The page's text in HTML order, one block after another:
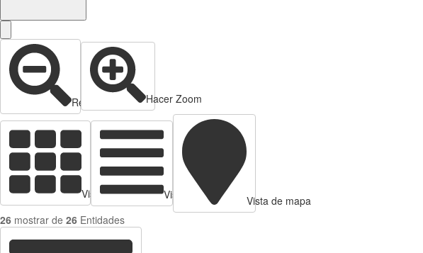
Reducir zoom Hacer Zoom
Vista de tarjetas Vista de Tabla
Vista de mapa
26 mostrar de 26 Entidades